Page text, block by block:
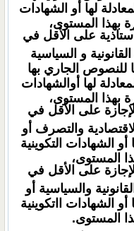
لها أو الشهادات
بهذا المستوى،
على الأقل في
و السياسية
للنصوص الجاري بها
لها أوالشهادات
بهذا المستوى،
على الأقل في
والتصرف أو
أو الشهادات التكوينية
المستوى،
على الأقل في
والسياسية أو
أو الشهادات ااتكوينية
المستوى.